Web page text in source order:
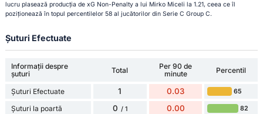
lucru plasează producția de xG Non-Penalty a lui Mirko Miceli la 1.21, ceea ce îl
poziționează în topul percentilelor 58 al jucătorilor din Serie C Group C.
Șuturi Efectuate
Informații despre
șuturi
Total
Per 90 de
minute
Percentil
Șuturi Efectuate 1 0.03 65
Șuturi la poartă 0 / 1 0.00 82